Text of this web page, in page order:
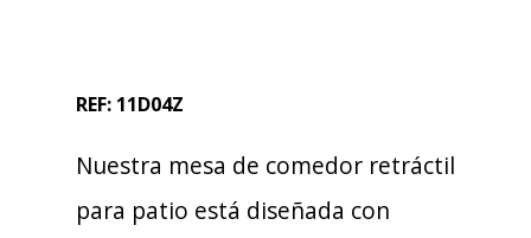
REF: 11D04Z
Nuestra mesa de comedor retráctil
para patio está diseñada con